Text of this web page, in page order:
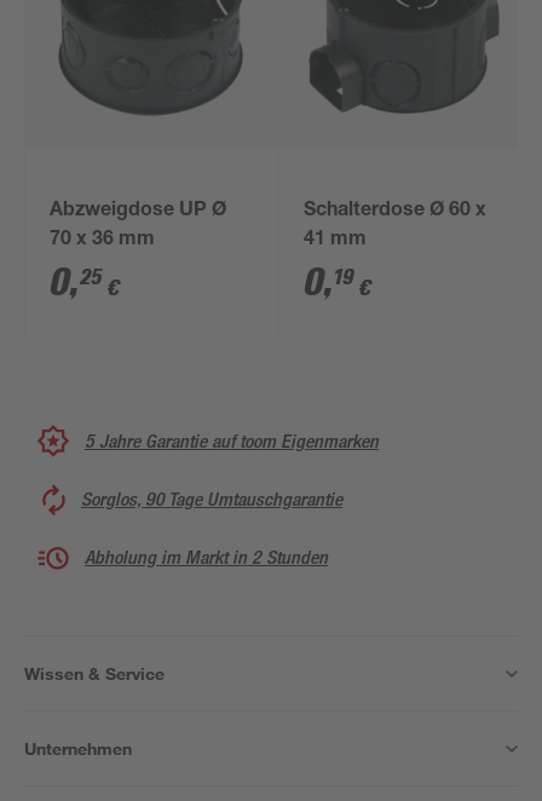
Abzweigdose UP Ø
70 x 36 mm
0,25 €
Schalterdose Ø 60 x
41 mm
0,19 €
5 Jahre Garantie auf toom Eigenmarken
Sorglos, 90 Tage Umtauschgarantie
Abholung im Markt in 2 Stunden
Wissen & Service
Unternehmen